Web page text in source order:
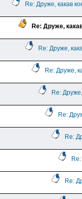
Re: Друже, какав
Re: Друже,
Re: Друже,
Re: Друже,
Re:
Re:
Re:
Re: